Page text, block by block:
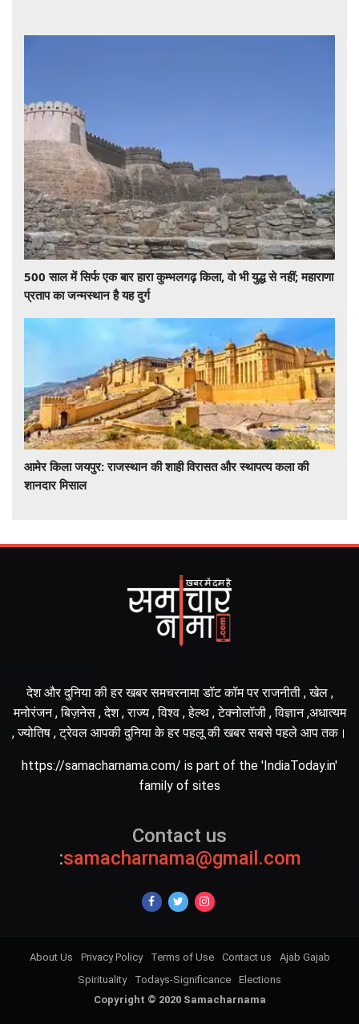
500 साल में सिर्फ एक बार हारा कुम्भलगढ़ किला, वो भी युद्ध से नहीं; महाराणा
प्रताप का जन्मस्थान है यह दुर्ग
आमेर किला जयपुर: राजस्थान की शाही विरासत और स्थापत्य कला की
शानदार मिसाल
देश और दुनिया की हर खबर समचरनामा डॉट कॉम पर राजनीती , खेल ,
मनोरंजन , बिज़नेस , देश , राज्य , विश्व , हेल्थ , टेक्नोलॉजी , विज्ञान ,अधात्यम
, ज्योतिष , ट्रेवल आपकी दुनिया के हर पहलू की खबर सबसे पहले आप तक।
https://samacharnama.com/ is part of the 'IndiaToday.in'
family of sites
Contact us
:samacharnama@gmail.com
Copyright © 2020 Samacharnama
About Us Privacy Policy Terms of Use Contact us
Ajab Gajab
Spirituality
Todays-Significance Elections